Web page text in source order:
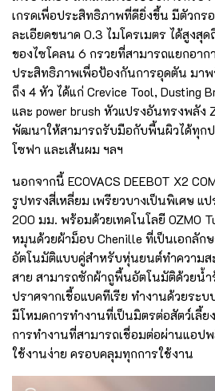
เกรดเพื่อประสิทธิภาพที่ดียิ่งขึ้น มีตัวกร
ละเอียดขนาด 0.3 ไมโครเมตร ได้สูงสุ
ของไซโคลน 6 กรวยที่สามารถแยกอา
ประสิทธิภาพเพื่อป้องกันการอุดตัน มา
ถึง 4 หัว ได้แก่ Crevice Tool, Dusting
และ power brush หัวแปรงอันทรงพลัง
พัฒนาให้สามารถรับมือกับพื้นผิวได้ทุกป
โซฟา และเส้นผม ฯลฯ
นอกจากนี้ ECOVACS DEEBOT X2
รูปทรงสี่เหลี่ยม เพรียวบางเป็นพิเศษ แ
200 มม. พร้อมด้วยเทคโนโลยี OZMO
หมุนด้วยผ้าม็อบ Chenille ที่เป็นเอกลัก
อัตโนมัติแบบคู่สำหรับหุ่นยนต์ทำความส
สาย สามารถซักผ้าถูพื้นอัตโนมัติด้วยน้ำ
ปราศจากเชื้อแบคทีเรีย ทำงานด้วยระบ
มีโหมดการทำงานที่เป็นมิตรต่อสัตว์เลี้ย
การทำงานที่สามารถเชื่อมต่อผ่านแอปพ
ใช้งานง่าย ครอบคลุมทุกการใช้งาน